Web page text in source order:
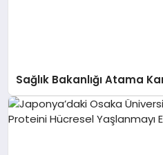
Sağlık Bakanlığı Atama